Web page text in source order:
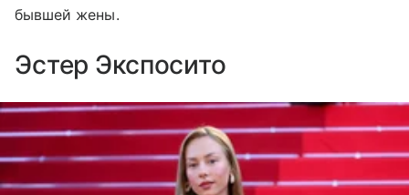
бывшей жены.
Эстер Экспосито